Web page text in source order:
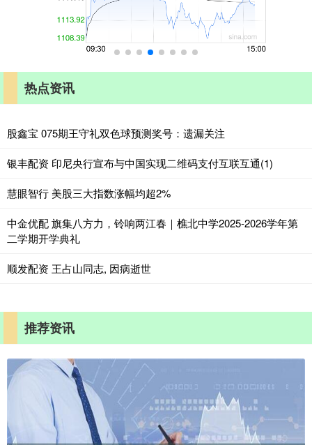
热点资讯
股鑫宝 075期王守礼双色球预测奖号：遗漏关注
银丰配资 印尼央行宣布与中国实现二维码支付互联互通(1)
慧眼智行 美股三大指数涨幅均超2%
中金优配 旗集八方力，铃响两江春｜樵北中学2025-2026学年第
二学期开学典礼
顺发配资 王占山同志, 因病逝世
推荐资讯